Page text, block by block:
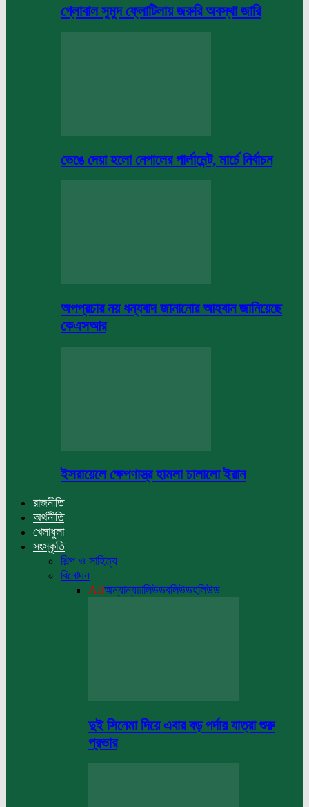
গ্লোবাল সুমুদ ফ্লোটিলায় জরুরি অবস্থা জারি
ভেঙে দেয়া হলো নেপালের পার্লামেন্ট, মার্চে নির্বাচন
অপপ্রচার নয় ধন্যবাদ জানানোর আহবান জানিয়েছে
কেএসআর
ইসরায়েলে ক্ষেপণাস্ত্র হামলা চালালো ইরান
রাজনীতি
অর্থনীতি
খেলাধুলা
সংস্কৃতি
শিল্প ও সাহিত্য
বিনোদন
Allঅন্যান্যঢালিউডবলিউডহলিউড
দুই সিনেমা দিয়ে এবার বড় পর্দায় যাত্রা শুরু
প্রভার